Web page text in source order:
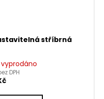
stříbrná
DPH